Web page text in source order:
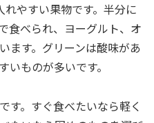
やすい果物です。半分に
食べられ、ヨーグルト、オ
ます。グリーンは酸味があ
いものが多いです。
す。すぐ食べたいなら軽く